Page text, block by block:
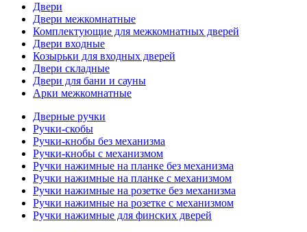
Двери
Двери межкомнатные
Комплектующие для межкомнатных дверей
Двери входные
Козырьки для входных дверей
Двери складные
Двери для бани и сауны
Арки межкомнатные
Дверные ручки
Ручки-скобы
Ручки-кнобы без механизма
Ручки-кнобы с механизмом
Ручки нажимные на планке без механизма
Ручки нажимные на планке с механизмом
Ручки нажимные на розетке без механизма
Ручки нажимные на розетке с механизмом
Ручки нажимные для финских дверей